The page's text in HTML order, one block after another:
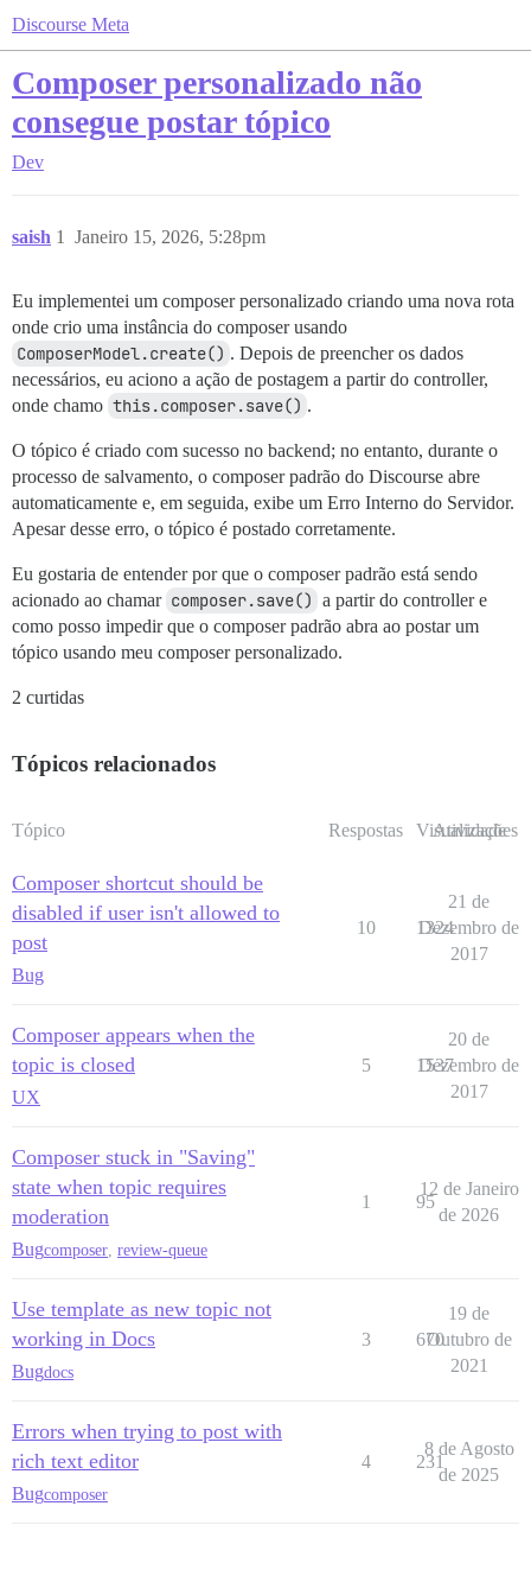
Discourse Meta
Composer personalizado não
consegue postar tópico
Dev
saish Janeiro 15, 2026, 5:28pm
1
Eu implementei um composer personalizado criando uma nova rota
onde crio uma instância do composer usando
ComposerModel.create() . Depois de preencher os dados
necessários, eu aciono a ação de postagem a partir do controller,
onde chamo this.composer.save() .
O tópico é criado com sucesso no backend; no entanto, durante o
processo de salvamento, o composer padrão do Discourse abre
automaticamente e, em seguida, exibe um Erro Interno do Servidor.
Apesar desse erro, o tópico é postado corretamente.
Eu gostaria de entender por que o composer padrão está sendo
acionado ao chamar composer.save() a partir do controller e
como posso impedir que o composer padrão abra ao postar um
tópico usando meu composer personalizado.
2 curtidas
Tópicos relacionados
Tópico Respostas Visualizações
Atividade
Composer shortcut should be
disabled if user isn't allowed to
post
Bug
10 1324
21 de
Dezembro de
2017
Composer appears when the
topic is closed
UX
5 1537
20 de
Dezembro de
2017
Composer stuck in "Saving"
state when topic requires
moderation
Bugcomposer review-queue
1 95
12 de Janeiro
de 2026
Use template as new topic not
working in Docs
Bugdocs
3 670
19 de
Outubro de
2021
Errors when trying to post with
rich text editor
Bugcomposer
4 231
8 de Agosto
de 2025